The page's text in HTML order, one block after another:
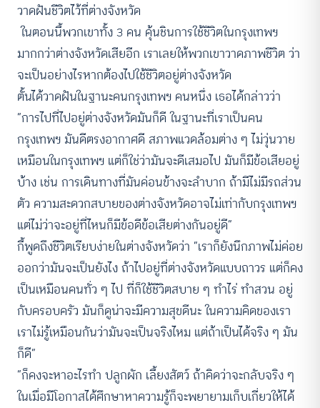
วาดฝันชีวิตไว้ที่ต่างจังหวัด
ในตอนนี้พวกเขาทั้ง 3 คน คุ้นชินการใช้ชีวิตในกรุงเทพฯ
มากกว่าต่างจังหวัดเสียอีก เราเลยให้พวกเขาวาดภาพชีวิต ว่า
จะเป็นอย่างไรหากต้องไปใช้ชีวิตอยู่ต่างจังหวัด
ตั้นได้วาดฝันในฐานะคนกรุงเทพฯ คนหนึ่ง เธอได้กล่าวว่า
“การไปที่ไปอยู่ต่างจังหวัดมันก็ดี ในฐานะที่เราเป็นคน
กรุงเทพฯ มันดีตรงอากาศดี สภาพแวดล้อมต่าง ๆ ไม่วุ่นวาย
เหมือนในกรุงเทพฯ แต่ก็ใช่ว่ามันจะดีเสมอไป มันก็มีข้อเสียอยู่
บ้าง เช่น การเดินทางที่มันค่อนข้างจะลำบาก ถ้ามีไม่มีรถส่วน
ตัว ความสะดวกสบายของต่างจังหวัดอาจไม่เท่ากับกรุงเทพฯ
แต่ไม่ว่าจะอยู่ที่ไหนก็มีข้อดีข้อเสียต่างกันอยู่ดี”
กี้พูดถึงชีวิตเรียบง่ายในต่างจังหวัดว่า “เราก็ยังนึกภาพไม่ค่อย
ออกว่ามันจะเป็นยังไง ถ้าไปอยู่ที่ต่างจังหวัดแบบถาวร แต่ก็คง
เป็นเหมือนคนทั่ว ๆ ไป ที่ก็ใช้ชีวิตสบาย ๆ ทำไร่ ทำสวน อยู่
กับครอบครัว มันก็ดูน่าจะมีความสุขดีนะ ในความคิดของเรา
เราไม่รู้เหมือนกันว่ามันจะเป็นจริงไหม แต่ถ้าเป็นได้จริง ๆ มัน
ก็ดี”
“ก็คงจะหาอะไรทำ ปลูกผัก เลี้ยงสัตว์ ถ้าคิดว่าจะกลับจริง ๆ
ในเมื่อมีโอกาสได้ศึกษาหาความรู้ก็จะพยายามเก็บเกี่ยวให้ได้